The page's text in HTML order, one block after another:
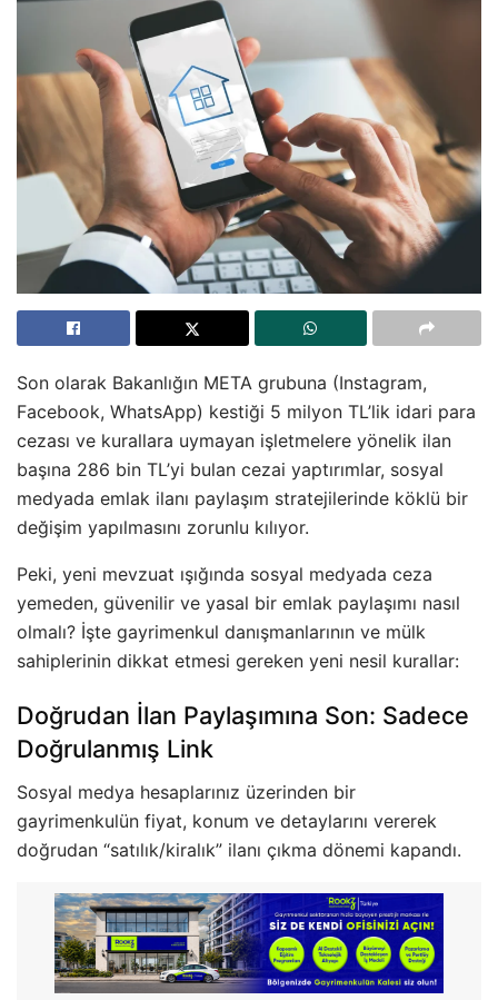
Son olarak Bakanlığın META grubuna (Instagram,
Facebook, WhatsApp) kestiği 5 milyon TL’lik idari para
cezası ve kurallara uymayan işletmelere yönelik ilan
başına 286 bin TL’yi bulan cezai yaptırımlar, sosyal
medyada emlak ilanı paylaşım stratejilerinde köklü bir
değişim yapılmasını zorunlu kılıyor.
Peki, yeni mevzuat ışığında sosyal medyada ceza
yemeden, güvenilir ve yasal bir emlak paylaşımı nasıl
olmalı? İşte gayrimenkul danışmanlarının ve mülk
sahiplerinin dikkat etmesi gereken yeni nesil kurallar:
Doğrudan İlan Paylaşımına Son: Sadece
Doğrulanmış Link
Sosyal medya hesaplarınız üzerinden bir
gayrimenkulün fiyat, konum ve detaylarını vererek
doğrudan “satılık/kiralık” ilanı çıkma dönemi kapandı.